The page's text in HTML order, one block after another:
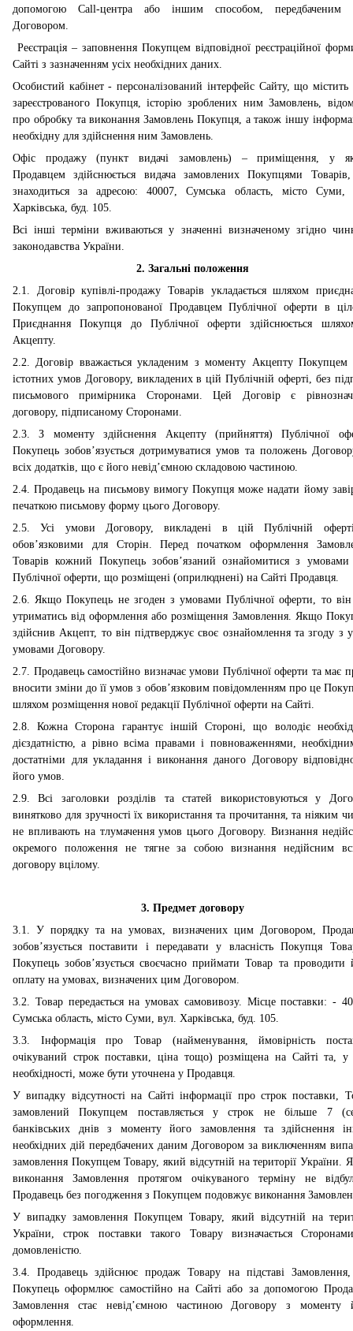
допомогою Call-центра або іншим способом, передбаченим
Договором.
Реєстрація – заповнення Покупцем відповідної реєстраційної
Сайті з зазначенням усіх необхідних даних.
Особистий кабінет - персоналізований інтерфейс Сайту, що містить
зареєстрованого Покупця, історію зроблених ним Замовлень,
про обробку та виконання Замовлень Покупця, а також іншу
необхідну для здійснення ним Замовлень.
Офіс продажу (пункт видачі замовлень) – приміщення, у
Продавцем здійснюється видача замовлених Покупцями
знаходиться за адресою: 40007, Сумська область, місто Суми,
Харківська, буд. 105.
Всі інші терміни вживаються у значенні визначеному згідно
законодавства України.
2. Загальні положення
2.1. Договір купівлі-продажу Товарів укладається шляхом
Покупцем до запропонованої Продавцем Публічної оферти в
Приєднання Покупця до Публічної оферти здійснюється
Акцепту.
2.2. Договір вважається укладеним з моменту Акцепту Покупцем
істотних умов Договору, викладених в цій Публічній оферті, без
письмового примірника Сторонами. Цей Договір є
договору, підписаному Сторонами.
2.3. З моменту здійснення Акцепту (прийняття) Публічної
Покупець зобов’язується дотримуватися умов та положень
всіх додатків, що є його невід’ємною складовою частиною.
2.4. Продавець на письмову вимогу Покупця може надати йому
печаткою письмову форму цього Договору.
2.5. Усі умови Договору, викладені в цій Публічній
обов’язковими для Сторін. Перед початком оформлення
Товарів кожний Покупець зобов’язаний ознайомитися з умовами
Публічної оферти, що розміщені (оприлюднені) на Сайті Продавця.
2.6. Якщо Покупець не згоден з умовами Публічної оферти, то
утриматись від оформлення або розміщення Замовлення. Якщо
здійснив Акцепт, то він підтверджує своє ознайомлення та згоду з
умовами Договору.
2.7. Продавець самостійно визначає умови Публічної оферти та має
вносити зміни до її умов з обов’язковим повідомленням про це
шляхом розміщення нової редакції Публічної оферти на Сайті.
2.8. Кожна Сторона гарантує іншій Стороні, що володіє
дієздатністю, а рівно всіма правами і повноваженнями,
достатніми для укладання і виконання даного Договору
його умов.
2.9. Всі заголовки розділів та статей використовуються у
винятково для зручності їх використання та прочитання, та ніяким
не впливають на тлумачення умов цього Договору. Визнання
окремого положення не тягне за собою визнання недійсним
договору вцілому.
3. Предмет договору
3.1. У порядку та на умовах, визначених цим Договором,
зобов’язується поставити і передавати у власність Покупця
Покупець зобов’язується своєчасно приймати Товар та проводити
оплату на умовах, визначених цим Договором.
3.2. Товар передається на умовах самовивозу. Місце поставки: -
Сумська область, місто Суми, вул. Харківська, буд. 105.
3.3. Інформація про Товар (найменування, ймовірність
очікуваний строк поставки, ціна тощо) розміщена на Сайті та, у
необхідності, може бути уточнена у Продавця.
У випадку відсутності на Сайті інформації про строк поставки,
замовлений Покупцем поставляється у строк не більше 7
банківських днів з моменту його замовлення та здійснення
необхідних дій передбачених даним Договором за виключенням
замовлення Покупцем Товару, який відсутній на території України.
виконання Замовлення протягом очікуваного терміну не
Продавець без погодження з Покупцем подовжує виконання
У випадку замовлення Покупцем Товару, який відсутній на
України, строк поставки такого Товару визначається
домовленістю.
3.4. Продавець здійснює продаж Товару на підставі
Покупець оформлює самостійно на Сайті або за допомогою
Замовлення стає невід’ємною частиною Договору з моменту
оформлення.